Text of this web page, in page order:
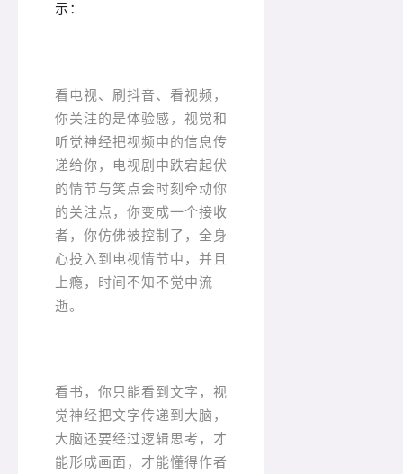
示：
看电视、刷抖音、看视频，
你关注的是体验感，视觉和
听觉神经把视频中的信息传
递给你，电视剧中跌宕起伏
的情节与笑点会时刻牵动你
的关注点，你变成一个接收
者，你仿佛被控制了，全身
心投入到电视情节中，并且
上瘾，时间不知不觉中流
逝。
看书，你只能看到文字，视
觉神经把文字传递到大脑，
大脑还要经过逻辑思考，才
能形成画面，才能懂得作者